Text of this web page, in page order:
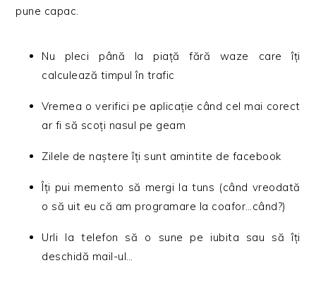
pune capac.
Nu pleci până la piață fără waze care îți
calculează timpul în trafic
Vremea o verifici pe aplicație când cel mai corect
ar fi să scoți nasul pe geam
Zilele de naștere îți sunt amintite de facebook
Îți pui memento să mergi la tuns (când vreodată
o să uit eu că am programare la coafor…când?)
Urli la telefon să o sune pe iubita sau să îți
deschidă mail-ul…